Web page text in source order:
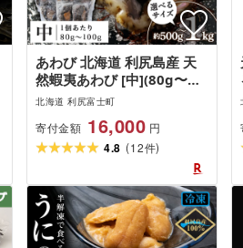
あわび 北海道 利尻島産 天
然蝦夷あわび [中](80g〜
100gサイズ) 選べる500g〜
協同組合]北海道ふるさと納
税 利尻富士町 ふるさと納税
鮑 天然 冷凍 産地直送 刺身
北海道 利尻富士町
寄付金額 16,000 円
4.8 (12件)